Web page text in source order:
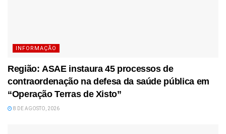
INFORMAÇÃO
Região: ASAE instaura 45 processos de
contraordenação na defesa da saúde pública em
“Operação Terras de Xisto”
8 DE AGOSTO, 2026